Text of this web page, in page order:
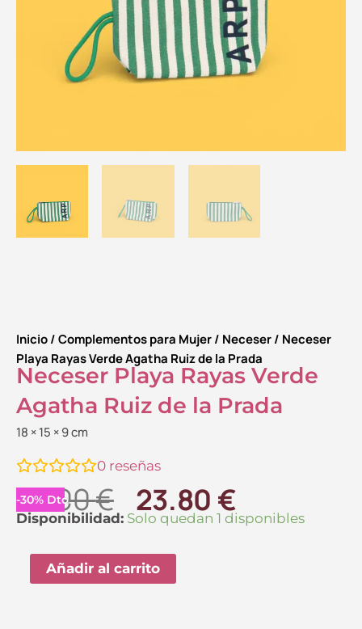
Inicio/Complementos para Mujer/ Neceser/ Neceser
Playa Rayas Verde Agatha Ruiz de la Prada
Neceser Playa Rayas Verde
Agatha Ruiz de la Prada
18 × 15 × 9 cm
0 reseñas
-30% Dto.
34.00€ El
precio
original
era:
23.80 €El
precio
Disponibilidad: Solo quedan 1 disponibles
Neceser
Rayas
Verde
Añadir al carrito